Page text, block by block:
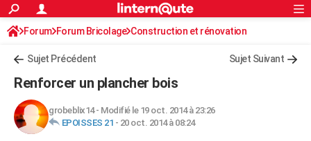
ACTUALITÉS
Politique
Société
Faits Divers
Education
Monde
Villes
+
FINANCE
Retraite
Impôts
Epargne
Immobilier
Risques naturels par ville
Banque
Assurance
Crédit
AUTO
Rechercher
S'inscrire
Connexion
Forum Forum Bricolage Construction et rénovation
Charpente, toiture, combles
Sujet Précédent Sujet Suivant
Renforcer un plancher bois
grobeblix14- Modifié le 19 oct. 2014 à 23:26
EPOISSES 21 - 20 oct. 2014 à 08:24